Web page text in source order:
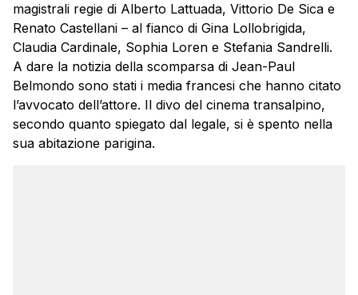
magistrali regie di Alberto Lattuada, Vittorio De Sica e
Renato Castellani – al fianco di Gina Lollobrigida,
Claudia Cardinale, Sophia Loren e Stefania Sandrelli.
A dare la notizia della scomparsa di Jean-Paul
Belmondo sono stati i media francesi che hanno citato
l’avvocato dell’attore. Il divo del cinema transalpino,
secondo quanto spiegato dal legale, si è spento nella
sua abitazione parigina.